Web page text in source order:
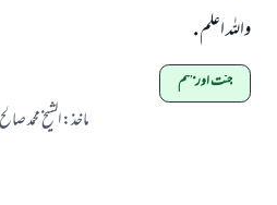
واللہ اعلم .
جنت اورجہنم
ماخذ:الشیخ محمد